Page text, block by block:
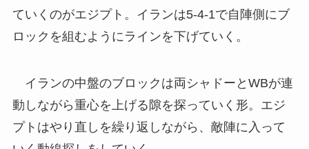
ていくのがエジプト。イランは5-4-1で自陣側にブ
ロックを組むようにラインを下げていく。
イランの中盤のブロックは両シャドーとWBが連
動しながら重心を上げる隙を探っていく形。エジ
プトはやり直しを繰り返しながら、敵陣に入って